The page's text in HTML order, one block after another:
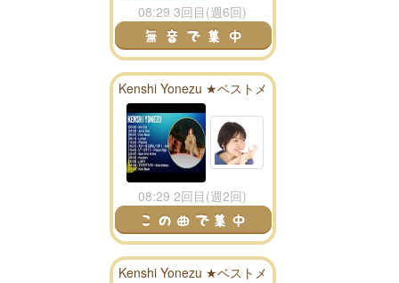
08:29 3回目(週6回)
Kenshi Yonezu ★ベストメ
ドレー★
08:29 2回目(週2回)
Kenshi Yonezu ★ベストメ